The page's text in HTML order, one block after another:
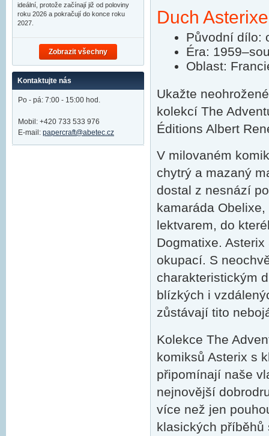
Duch
Původní dílo:
Éra:
Oblast:
Ukažte
kolekcí The
Éditions Albert
V milovaném
chytrý a mazaný
dostal z nesnází
kamaráda
lektvarem, do
Dogmatixe.
okupací. S
charakteristickým
blízkých i
zůstávají tito
Kolekce The
komiksů Asterix s
připomínají naše
nejnovější
více než jen
klasických příběhů
ideální, protože začínají již od poloviny
roku 2026 a pokračují do konce roku
2027.
Zobrazit všechny
Kontaktujte nás
Po - pá: 7:00 - 15:00 hod.
Mobil: +420 733 533 976
E-mail: papercraft@abetec.cz